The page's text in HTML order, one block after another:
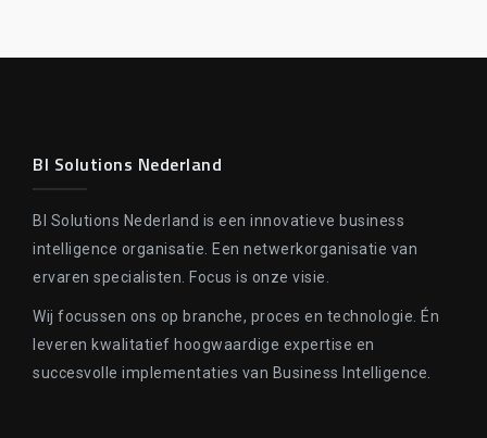
BI Solutions Nederland
BI Solutions Nederland is een innovatieve business
intelligence organisatie. Een netwerkorganisatie van
ervaren specialisten. Focus is onze visie.
Wij focussen ons op branche, proces en technologie. Én
leveren kwalitatief hoogwaardige expertise en
succesvolle implementaties van Business Intelligence.